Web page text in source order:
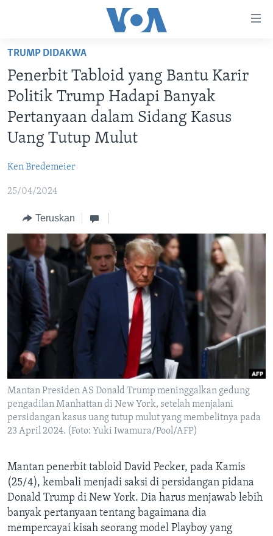
Akses
Lanjut
ke
Konten
Utama
Lanjut
ke
Navigasi
Lanjut
Pencarian
BERANDA
DUNIA
VIDEO
POLYGRAPH
Learning English
IKUTI KAMI
Bahasa-bahasa
TRUMP DIDAKWA
Penerbit Tabloid yang Bantu Karir
Politik Trump Hadapi Banyak
Pertanyaan dalam Sidang Kasus
Uang Tutup Mulut
Ken Bredemeier
25/04/2024
Teruskan
Mantan Presiden AS Donald Trump meninggalkan gedung
pengadilan Manhattan di New York, setelah menjalani
persidangan kasus uang tutup mulut yang membelitnya pada
23 April 2024. (Foto: Yuki Iwamura/Pool/AFP)
Mantan penerbit tabloid David Pecker, pada Kamis
(25/4), kembali menjadi saksi di persidangan pidana
Donald Trump di New York. Dia harus menjawab lebih
banyak pertanyaan tentang bagaimana dia
mempercayai kisah seorang model Playboy yang